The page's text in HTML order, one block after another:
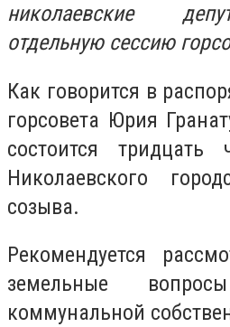
николаевские
отдельную сессию
Как говорится в
горсовета Юрия
состоится тридцать
Николаевского
созыва.
Рекомендуется
земельные
коммунальной